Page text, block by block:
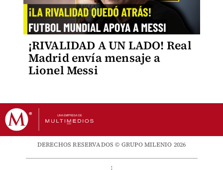
¡RIVALIDAD A UN LADO! Real
Madrid envía mensaje a
Lionel Messi
DERECHOS RESERVADOS © GRUPO MILENIO 2026